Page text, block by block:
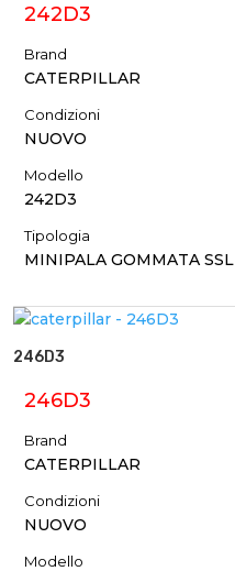
242D3
Brand
CATERPILLAR
Condizioni
NUOVO
Modello
242D3
Tipologia
MINIPALA GOMMATA SSL
246D3
246D3
Brand
CATERPILLAR
Condizioni
NUOVO
Modello